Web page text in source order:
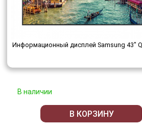
Информационный дисплей Samsung 43"
В наличии
В КОРЗИНУ